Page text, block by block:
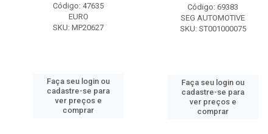
Código: 47635
EURO
SKU: MP20627
Faça seu login ou
cadastre-se para
ver preços e
comprar
Código: 69383
SEG AUTOMOTIVE
SKU: ST001000075
Faça seu login ou
cadastre-se para
ver preços e
comprar